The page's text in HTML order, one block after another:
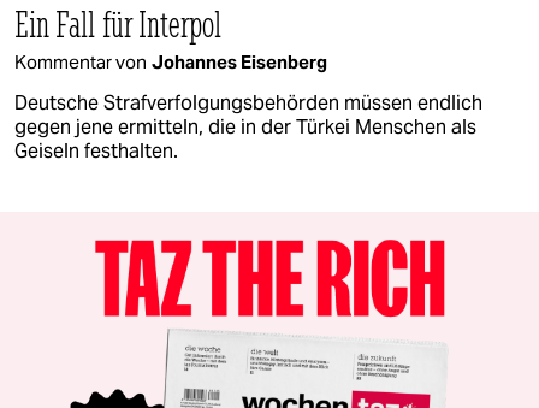
Ein Fall für Interpol
Kommentar von Johannes Eisenberg
Deutsche Strafverfolgungsbehörden müssen endlich
gegen jene ermitteln, die in der Türkei Menschen als
Geiseln festhalten.